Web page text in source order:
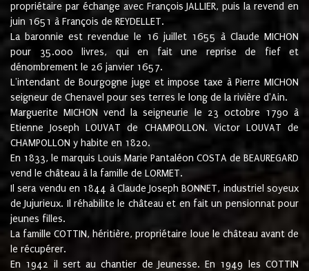
propriétaire par échange avec François JALLIER, puis la revend en
juin 1651 à François de REYDELLET.
La baronnie est revendue le 16 juillet 1655 à Claude MICHON
pour 35.000 livres, qui en fait une reprise de fief et
dénombrement le 26 janvier 1657.
L'intendant de Bourgogne juge et impose taxe à Pierre MICHON
seigneur de Chenavel pour ses terres le long de la rivière d'Ain.
Marguerite MICHON vend la seigneurie le 23 octobre 1790 à
Etienne Joseph LOUVAT de CHAMPOLLON. Victor LOUVAT de
CHAMPOLLON y habite en 1820.
En 1833, le marquis Louis Marie Pantaléon COSTA de BEAUREGARD
vend le château à la famille de LORMET.
Il sera vendu en 1844 à Claude Joseph BONNET, industriel soyeux
de Jujurieux. Il réhabilite le château et en fait un pensionnat pour
jeunes filles.
La famille COTTIN, héritière, propriétaire loue le château avant de
le récupérer.
En 1942 il sert au chantier de Jeunesse. En 1949 les COTTIN